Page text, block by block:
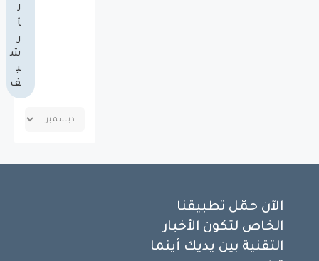
ل
أ
ر
ش
ي
ف
الآن حمّل تطبيقنا
الخاص لتكون الأخبار
التقنية بين يديك أينما